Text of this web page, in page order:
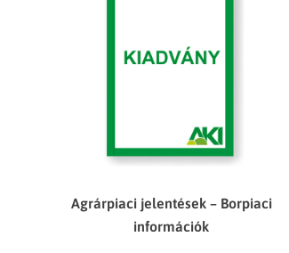
Agrárpiaci jelentések – Borpiaci
információk